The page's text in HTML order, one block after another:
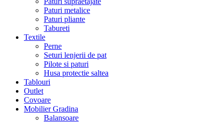
Paturi metalice
Paturi pliante
Tabureti
Textile
Perne
Seturi lenjerii de pat
Pilote si paturi
Husa protectie saltea
Tablouri
Outlet
Covoare
Mobilier Gradina
Balansoare